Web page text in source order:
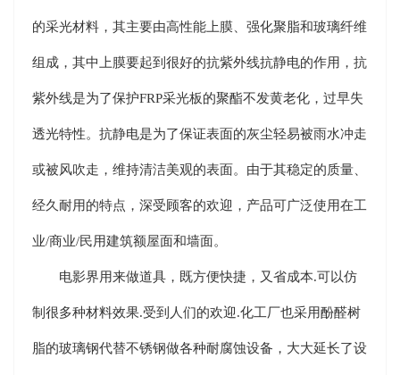
的采光材料，其主要由高性能上膜、强化聚脂和玻璃纤维
组成，其中上膜要起到很好的抗紫外线抗静电的作用，抗
紫外线是为了保护FRP采光板的聚酯不发黄老化，过早失
透光特性。抗静电是为了保证表面的灰尘轻易被雨水冲走
或被风吹走，维持清洁美观的表面。由于其稳定的质量、
经久耐用的特点，深受顾客的欢迎，产品可广泛使用在工
业/商业/民用建筑额屋面和墙面。
电影界用来做道具，既方便快捷，又省成本.可以仿
制很多种材料效果.受到人们的欢迎.化工厂也采用酚醛树
脂的玻璃钢代替不锈钢做各种耐腐蚀设备，大大延长了设